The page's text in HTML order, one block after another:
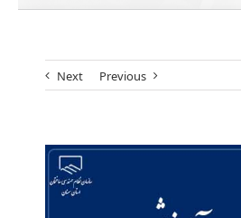
Previous
Next